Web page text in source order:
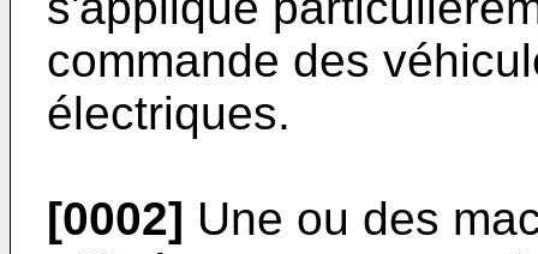
commande des
électriques.
[0002] Une ou des